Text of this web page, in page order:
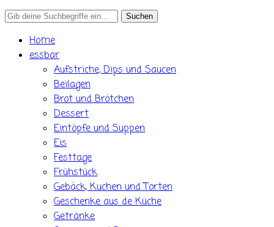
Search
Home
essbar
Aufstriche, Dips und Saucen
Beilagen
Brot und Brötchen
Dessert
Eintöpfe und Suppen
Eis
Festtage
Frühstück
Gebäck, Kuchen und Torten
Geschenke aus de Küche
Getränke